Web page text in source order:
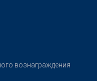
вознаграждения